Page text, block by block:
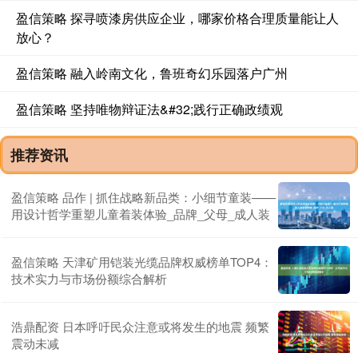
盈信策略 探寻喷漆房供应企业，哪家价格合理质量能让人
放心？
盈信策略 融入岭南文化，鲁班奇幻乐园落户广州
盈信策略 坚持唯物辩证法&#32;践行正确政绩观
推荐资讯
盈信策略 品作 | 抓住战略新品类：小细节童装——
用设计哲学重塑儿童着装体验_品牌_父母_成人装
盈信策略 天津矿用铠装光缆品牌权威榜单TOP4：
技术实力与市场份额综合解析
浩鼎配资 日本呼吁民众注意或将发生的地震 频繁
震动未减